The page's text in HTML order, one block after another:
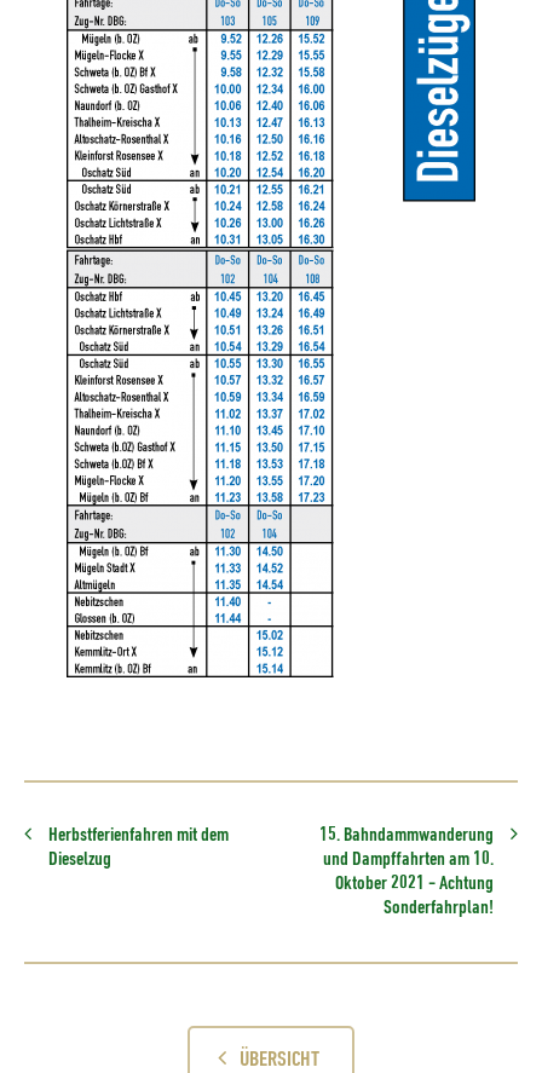
Herbstferienfahren mit dem
Dieselzug
15. Bahndammwanderung
und Dampffahrten am 10.
Oktober 2021 - Achtung
Sonderfahrplan!
ÜBERSICHT